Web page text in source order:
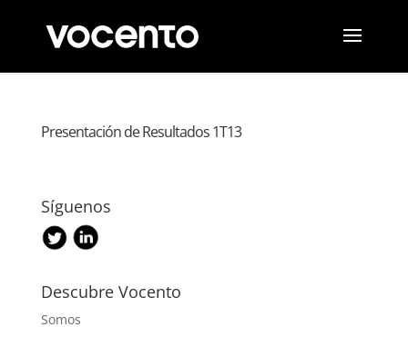
Presentación de Resultados 1T13
Síguenos
Descubre Vocento
Somos